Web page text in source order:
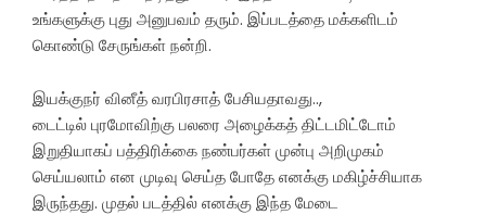
உங்களுக்கு புது அனுபவம் தரும். இப்படத்தை மக்களிடம்
கொண்டு சேருங்கள் நன்றி.
இயக்குநர் வினீத் வரபிரசாத் பேசியதாவது..,
டைட்டில் புரமோவிற்கு பலரை அழைக்கத் திட்டமிட்டோம்
இறுதியாகப் பத்திரிக்கை நண்பர்கள் முன்பு அறிமுகம்
செய்யலாம் என முடிவு செய்த போதே எனக்கு மகிழ்ச்சியாக
இருந்தது. முதல் படத்தில் எனக்கு இந்த மேடை